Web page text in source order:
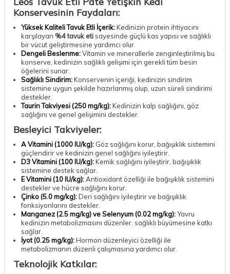
Konservesinin Faydaları:
Yüksek Kaliteli Tavuk Etli İçerik:Kedinizin protein ihtiyacını
karşılayan %4 tavuk eti sayesinde güçlü kas yapısı ve sağlıklı
bir vücut geliştirmesine yardımcı olur.
Dengeli Beslenme:Vitamin ve minerallerle zenginleştirilmiş bu
konserve, kedinizin sağlıklı gelişimi için gerekli tüm besin
öğelerini sunar.
Sağlıklı Sindirim:Konservenin içeriği, kedinizin sindirim
sistemine uygun şekilde hazırlanmış olup, uzun süreli sindirimi
destekler.
Taurin Takviyesi (250 mg/kg):Kedinizin kalp sağlığını, göz
sağlığını ve genel gelişimini destekler.
Besleyici Takviyeler:
A Vitamini (1000 IU/kg): Göz sağlığını korur, bağışıklık sistemini
güçlendirir ve kedinizin genel sağlığını iyileştirir.
D3 Vitamini (100 IU/kg):Kemik sağlığını iyileştirir, bağışıklık
sistemine destek sağlar.
E Vitamini (10 IU/kg):Antioxidant özelliği ile bağışıklık sistemini
destekler ve hücre sağlığını korur.
Çinko (5.0 mg/kg):Deri sağlığını iyileştirir ve bağışıklık
fonksiyonlarını destekler.
Manganez (2.5 mg/kg) ve Selenyum (0.02 mg/kg):Yavru
kedinizin metabolizmasını düzenler, sağlıklı büyümesine katkı
sağlar.
İyot (0.25 mg/kg):Hormon düzenleyici özelliği ile
metabolizmanın düzenli çalışmasına yardımcı olur.
Teknolojik Katkılar: